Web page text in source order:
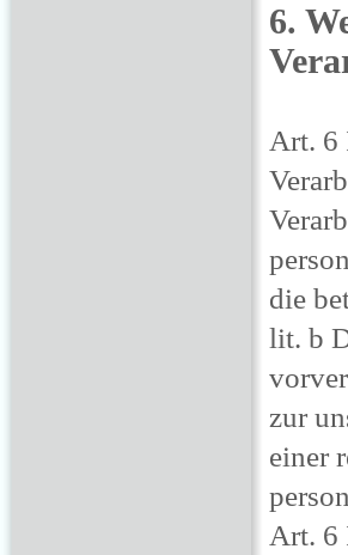
6.
Art. 6
die
lit. b
zur
einer
Art. 6